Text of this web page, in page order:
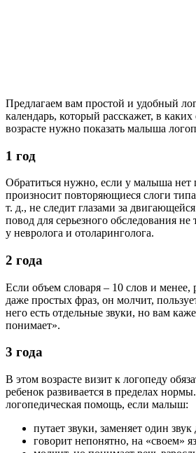
Предлагаем вам простой и удобный
календарь, который расскажет, в
возрасте нужно показать малыша
1 год
Обратиться нужно, если у малыша нет
произносит повторяющиеся слоги
т. д., не следит глазами за
повод для серьезного обследования не
у невролога и отоларинголога.
2 года
Если объем словаря – 10 слов и менее,
даже простых фраз, он молчит,
него есть отдельные звуки, но вам
понимает».
3 года
В этом возрасте визит к логопеду
ребенок развивается в пределах
логопедическая помощь, если малыш:
путает звуки, заменяет один
говорит непонятно, на «своем»